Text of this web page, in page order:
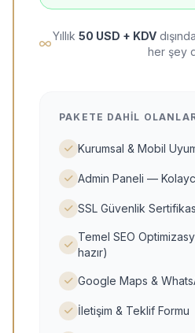
Yıllık 50 USD + KDV
her şey
PAKETE DAHIL
Kurumsal & Mobil
Admin Paneli —
SSL Güvenlik
Temel SEO
hazır)
Google Maps &
İletişim & Teklif Formu